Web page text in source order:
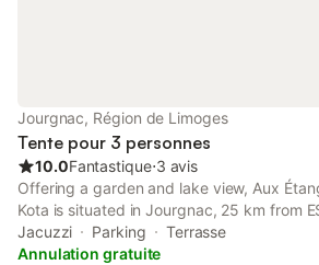
Jourgnac, Région de Limoges
Tente pour 3 personnes
10.0Fantastique⋅3 avis
Offering a garden and lake view, Aux
Kota is situated in Jourgnac, 25 km from
Technopole and 26 km from Zénith
property offers access to a terrace and
Jacuzzi Parking
Terrasse
Annulation gratuite